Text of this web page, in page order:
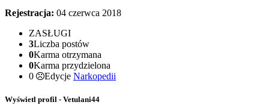
Rejestracja: 04 czerwca 2018
ZASŁUGI
3Liczba postów
0Karma otrzymana
0Karma przydzielona
0
Edycje Narkopedii
Wyświetl profil - Vetulani44